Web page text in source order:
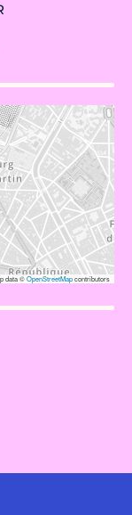
data ©OpenStreetMapcontributors